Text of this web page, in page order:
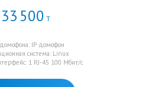
33 500 Т
IP домофон
система: Linux
1 RJ-45 100 Мбит/с